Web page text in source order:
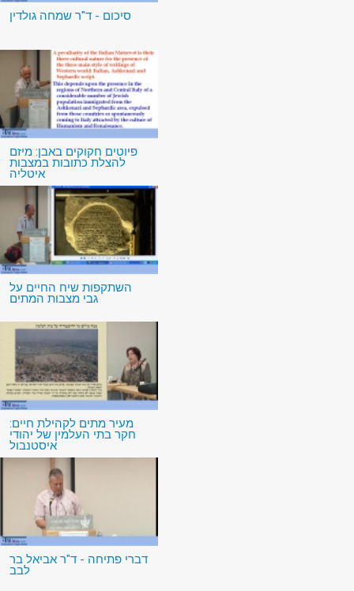
סיכום - ד"ר שמחה גולדין
פיוטים חקוקים באבן: מיזם
להצלת כתובות במצבות
איטליה
השתקפות שיח החיים על
גבי מצבות המתים
מעיר מתים לקהילת חיים:
חקר בתי העלמין של יהודי
איסטנבול
דברי פתיחה - ד"ר אביאל בר
לבב